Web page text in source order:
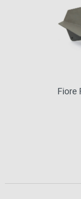
Fiore